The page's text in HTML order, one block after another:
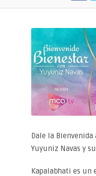
Dale la
Yuyuniz Navas y
Kapalabhati es un